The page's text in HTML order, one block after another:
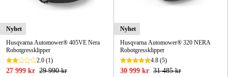
Nyhet
Husqvarna Automower® 405VE Nera
Robotgressklipper
2.0 (1)
27 999 kr 29 990 kr
Nyhet
Husqvarna Automower® 320 NERA
Robotgressklipper
4.8 (5)
30 999 kr 31 485 kr